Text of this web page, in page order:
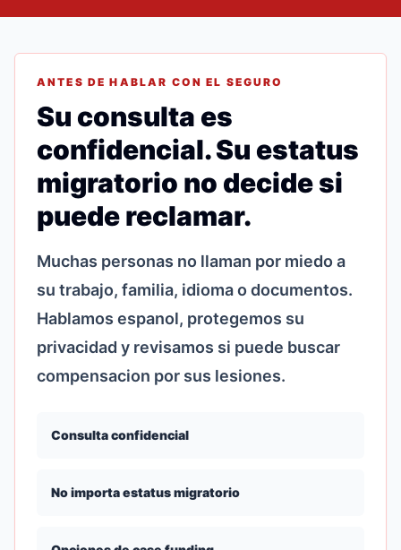
ANTES DE HABLAR CON EL SEGURO
Su consulta es
confidencial. Su estatus
migratorio no decide si
puede reclamar.
Muchas personas no llaman por miedo a
su trabajo, familia, idioma o documentos.
Hablamos espanol, protegemos su
privacidad y revisamos si puede buscar
compensacion por sus lesiones.
Consulta confidencial
No importa estatus migratorio